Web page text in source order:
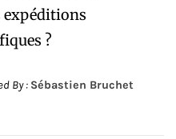
expéditions
?
By : Sébastien Bruchet